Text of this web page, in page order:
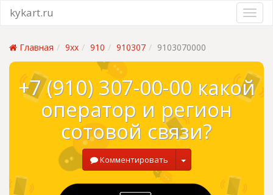
kykart.ru
Главная 9xx 910 910307 9103070000
+7 (910) 307-00-00 какой
оператор и регион
сотовой связи?
Комментировать